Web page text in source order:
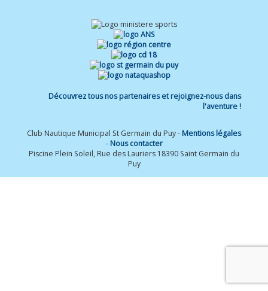
Découvrez tous nos partenaires et rejoignez-nous dans
l'aventure !
Club Nautique Municipal St Germain du Puy - Mentions légales
- Nous contacter
Piscine Plein Soleil, Rue des Lauriers 18390 Saint Germain du
Puy